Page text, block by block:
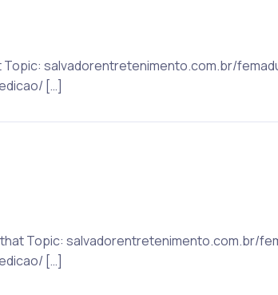
Topic: salvadorentretenimento.com.br/
[…]
that Topic: salvadorentretenimento.com.br/
[…]